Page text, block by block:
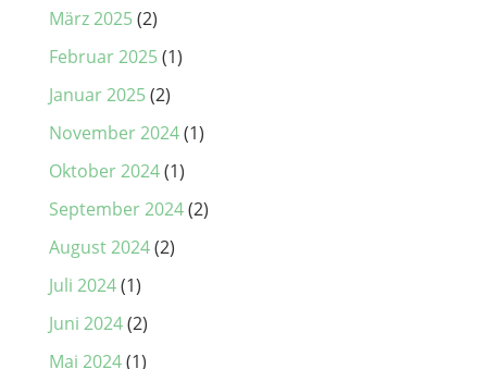
März 2025(2)
Februar 2025(1)
Januar 2025(2)
November 2024(1)
Oktober 2024(1)
September 2024(2)
August 2024(2)
Juli 2024(1)
Juni 2024(2)
Mai 2024(1)